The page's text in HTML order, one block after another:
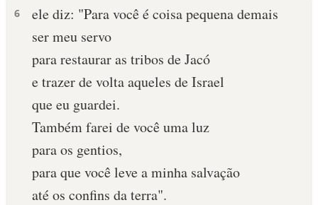
PALAVRA DO DIA
SALMO DO DIA
DEVOCIONAL DIÁRIO
10 MANDAMENTOS
ESTUDOS BÍBLICOS
6
ele diz: "Para você é coisa pequena demais
ser meu servo
para restaurar as tribos de Jacó
e trazer de volta aqueles de Israel
que eu guardei.
Também farei de você uma luz
para os gentios,
para que você leve a minha salvação
até os confins da terra".